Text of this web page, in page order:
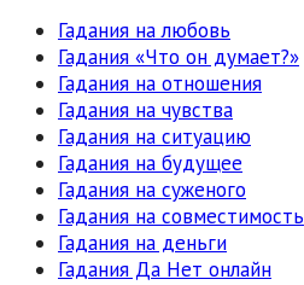
Гадания на любовь
Гадания «Что он думает?»
Гадания на отношения
Гадания на чувства
Гадания на ситуацию
Гадания на будущее
Гадания на суженого
Гадания на совместимость
Гадания на деньги
Гадания Да Нет онлайн